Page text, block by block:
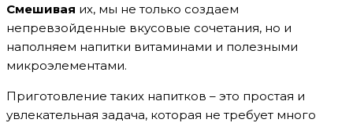
Смешивая их, мы не только создаем
непревзойденные вкусовые сочетания, но и
наполняем напитки витаминами и полезными
микроэлементами.
Приготовление таких напитков – это простая и
увлекательная задача, которая не требует много